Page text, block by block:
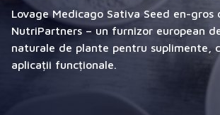
Lovage Medicago Sativa Seed en-gros
NutriPartners – un furnizor european
naturale de plante pentru suplimente,
aplicații funcționale.